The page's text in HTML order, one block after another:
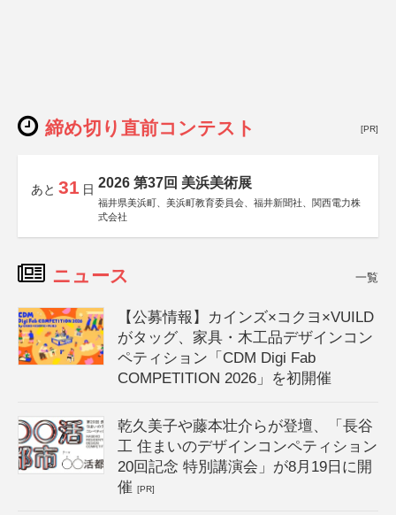
締め切り直前コンテスト [PR]
あと 31 日 2026 第37回 美浜美術展
福井県美浜町、美浜町教育委員会、福井新聞社、関西電力株
式会社
ニュース 一覧
【公募情報】カインズ×コクヨ×VUILD
がタッグ、家具・木工品デザインコン
ペティション「CDM Digi Fab
COMPETITION 2026」を初開催
乾久美子や藤本壮介らが登壇、「長谷
工 住まいのデザインコンペティション
20回記念 特別講演会」が8月19日に開
催[PR]